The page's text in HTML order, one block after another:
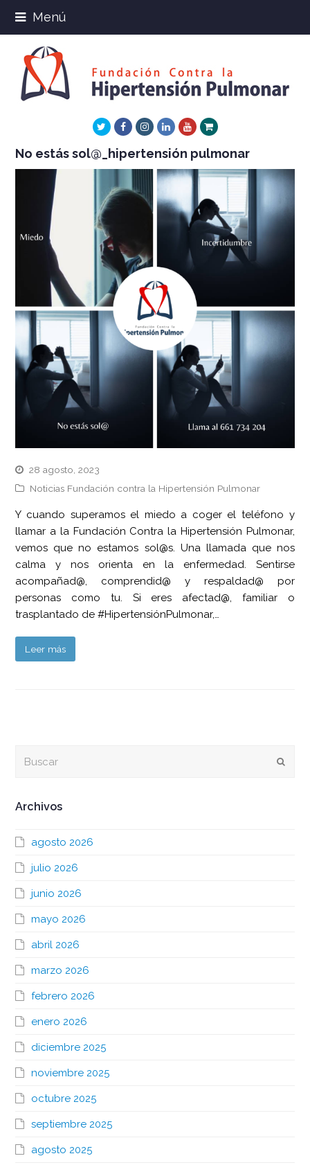
Menú
TwitterFacebookInstagram
LinkedInYoutube
Xing
No estás sol@_hipertensión pulmonar
28 agosto, 2023
Noticias Fundación contra la Hipertensión Pulmonar
Y cuando superamos el miedo a coger el teléfono y
llamar a la Fundación Contra la Hipertensión Pulmonar,
vemos que no estamos sol@s. Una llamada que nos
calma y nos orienta en la enfermedad. Sentirse
acompañad@, comprendid@ y respaldad@ por
personas como tu. Si eres afectad@, familiar o
trasplantado de #HipertensiónPulmonar,…
Leer más
Archivos
agosto 2026
julio 2026
junio 2026
mayo 2026
abril 2026
marzo 2026
febrero 2026
enero 2026
diciembre 2025
noviembre 2025
octubre 2025
septiembre 2025
agosto 2025